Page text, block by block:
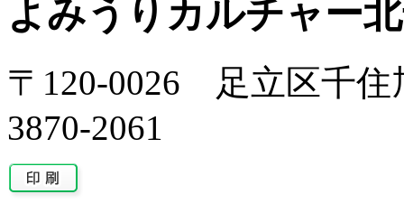
よみうりカルチャー
〒120-0026 足立区千住
3870-2061